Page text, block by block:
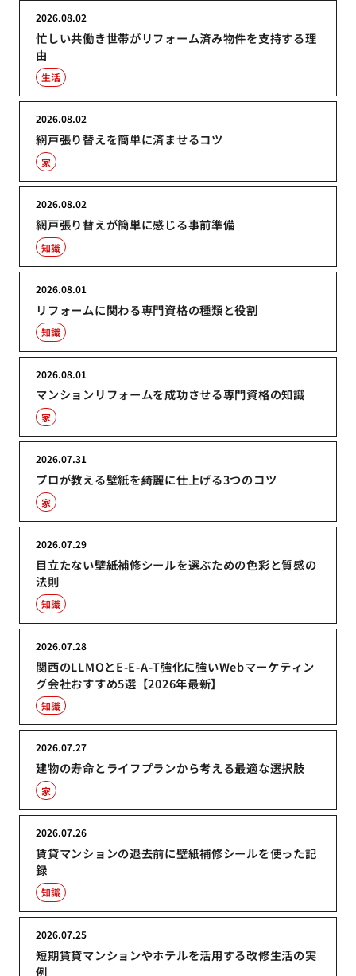
忙しい共働き世帯がリフォーム済み物件を支持する理
由
2026.08.02
生活
網戸張り替えを簡単に済ませるコツ
2026.08.02
家
網戸張り替えが簡単に感じる事前準備
2026.08.02
知識
リフォームに関わる専門資格の種類と役割
2026.08.01
知識
マンションリフォームを成功させる専門資格の知識
2026.08.01
家
プロが教える壁紙を綺麗に仕上げる3つのコツ
2026.07.31
家
目立たない壁紙補修シールを選ぶための色彩と質感の
法則
2026.07.29
知識
関西のLLMOとE-E-A-T強化に強いWebマーケティン
グ会社おすすめ5選【2026年最新】
2026.07.28
知識
建物の寿命とライフプランから考える最適な選択肢
2026.07.27
家
賃貸マンションの退去前に壁紙補修シールを使った記
録
2026.07.26
知識
短期賃貸マンションやホテルを活用する改修生活の実
例
2026.07.25